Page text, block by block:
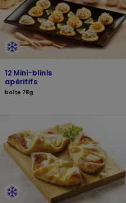
12 Mini-blinis
apéritifs
boîte 78g